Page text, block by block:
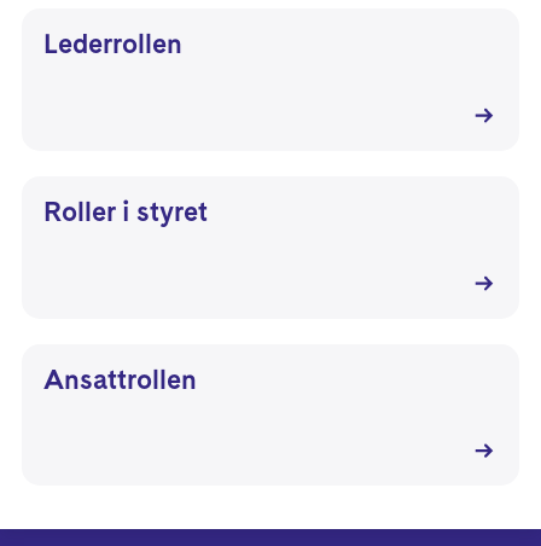
Lederrollen
Roller i styret
Ansattrollen